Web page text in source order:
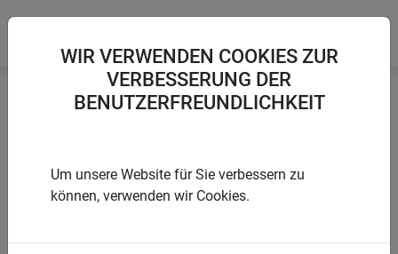
WIR VERWENDEN COOKIES ZUR
VERBESSERUNG DER
BENUTZERFREUNDLICHKEIT
Um unsere Website für Sie verbessern zu
können, verwenden wir Cookies.